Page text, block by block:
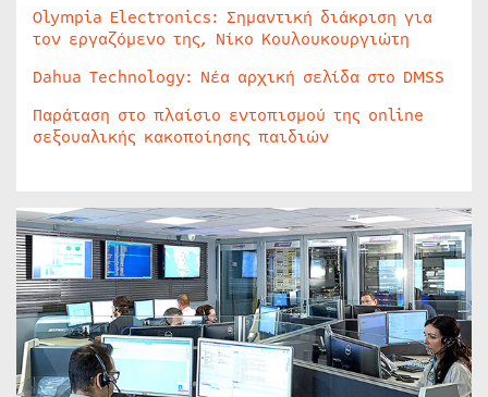
Olympia Electronics: Σημαντική διάκριση για
τον εργαζόμενο της, Νίκο Κουλουκουργιώτη
Dahua Technology: Νέα αρχική σελίδα στο DMSS
Παράταση στο πλαίσιο εντοπισμού της online
σεξουαλικής κακοποίησης παιδιών